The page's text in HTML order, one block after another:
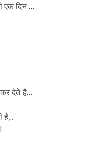
एक दिन …
देते है…
है,..